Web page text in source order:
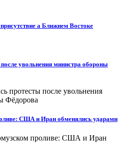
а Ближнем Востоке
увольнения министра обороны
США и Иран обменялись ударами